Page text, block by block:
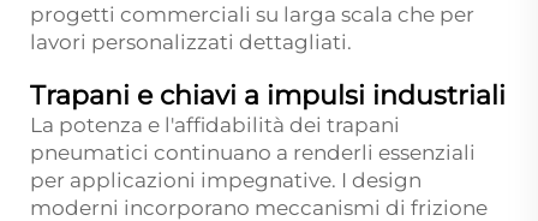
progetti commerciali su larga scala che per
lavori personalizzati dettagliati.
Trapani e chiavi a impulsi industriali
La potenza e l'affidabilità dei trapani
pneumatici continuano a renderli essenziali
per applicazioni impegnative. I design
moderni incorporano meccanismi di frizione